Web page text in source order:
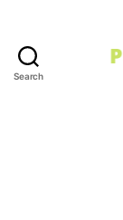
Search